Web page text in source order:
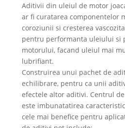
Aditivii din uleiul de motor
ar fi curatarea componentelor
coroziunii si cresterea
pentru performanta uleiului si
motorului, facand uleiul mai
lubrifiant.
Construirea unui pachet de
echilibrare, pentru ca unii
efectele altor aditivi. Centrul
este imbunatatirea
cele mai benefice pentru